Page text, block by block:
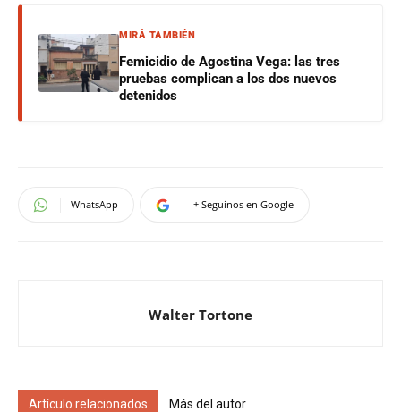
MIRÁ TAMBIÉN
Femicidio de Agostina Vega: las tres
pruebas complican a los dos nuevos
detenidos
WhatsApp + Seguinos en Google
Walter Tortone
Artículo relacionados Más del autor